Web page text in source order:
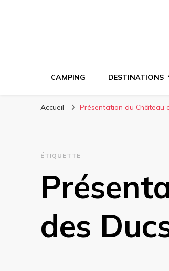
CAMPING DESTINATIONS
Accueil Présentation du Château
ÉTIQUETTE
des